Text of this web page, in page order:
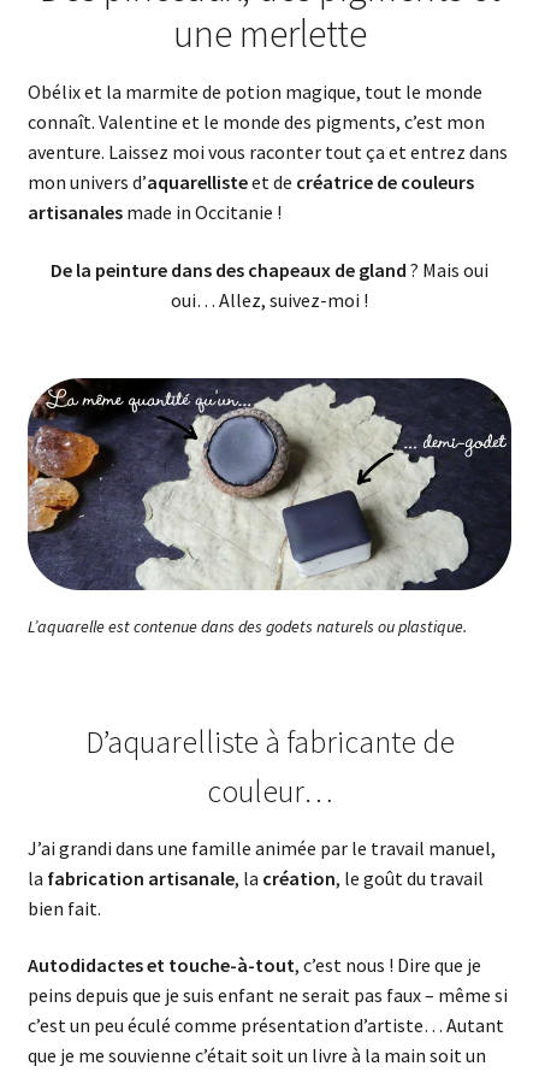
une merlette
Obélix et la marmite de potion magique, tout le monde
connaît. Valentine et le monde des pigments, c’est mon
aventure. Laissez moi vous raconter tout ça et entrez dans
mon univers d’aquarellisteet de créatrice de couleurs
artisanalesmade in Occitanie !
De la peinture dans des chapeaux de gland ? Mais oui
oui… Allez, suivez-moi !
L’aquarelle est contenue dans des godets naturels ou plastique.
D’aquarelliste à fabricante de
couleur…
J’ai grandi dans une famille animée par le travail manuel,
la fabrication artisanale, la création, le goût du travail
bien fait.
Autodidactes et touche-à-tout, c’est nous ! Dire que je
peins depuis que je suis enfant ne serait pas faux – même si
c’est un peu éculé comme présentation d’artiste… Autant
que je me souvienne c’était soit un livre à la main soit un